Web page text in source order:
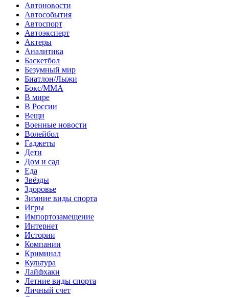
Автоновости
Автособытия
Автоспорт
Автоэксперт
Актеры
Аналитика
Баскетбол
Безумный мир
Биатлон/Лыжи
Бокс/MMA
В мире
В России
Вещи
Военные новости
Волейбол
Гаджеты
Дети
Дом и сад
Еда
Звёзды
Здоровье
Зимние виды спорта
Игры
Импортозамещение
Интернет
Истории
Компании
Криминал
Культура
Лайфхаки
Летние виды спорта
Личный счет